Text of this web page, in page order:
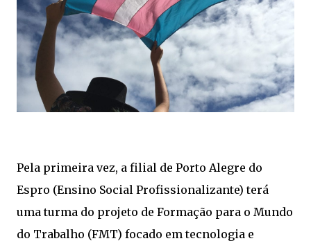
Pela primeira vez, a filial de Porto Alegre do
Espro (Ensino Social Profissionalizante) terá
uma turma do projeto de Formação para o Mundo
do Trabalho (FMT) focado em tecnologia e